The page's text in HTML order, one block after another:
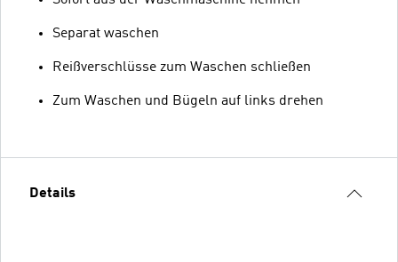
Separat waschen
Reißverschlüsse zum Waschen schließen
Zum Waschen und Bügeln auf links drehen
Details